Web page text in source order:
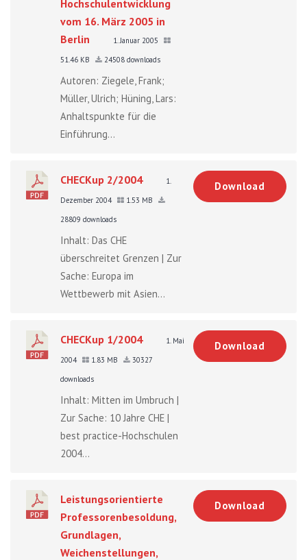
Hochschulentwicklung
vom 16. März 2005 in
Berlin
1. Januar 2005
51.46 KB
24508 downloads
Autoren: Ziegele, Frank;
Müller, Ulrich; Hüning, Lars:
Anhaltspunkte für die
Einführung...
CHECKup 2/2004
1.
Dezember 2004
1.53 MB
28809 downloads
Inhalt: Das CHE
überschreitet Grenzen | Zur
Sache: Europa im
Wettbewerb mit Asien...
Download
CHECKup 1/2004
1. Mai
2004
1.83 MB
30327
downloads
Inhalt: Mitten im Umbruch |
Zur Sache: 10 Jahre CHE |
best practice-Hochschulen
2004...
Download
Leistungsorientierte
Professorenbesoldung,
Grundlagen,
Weichenstellungen,
Download